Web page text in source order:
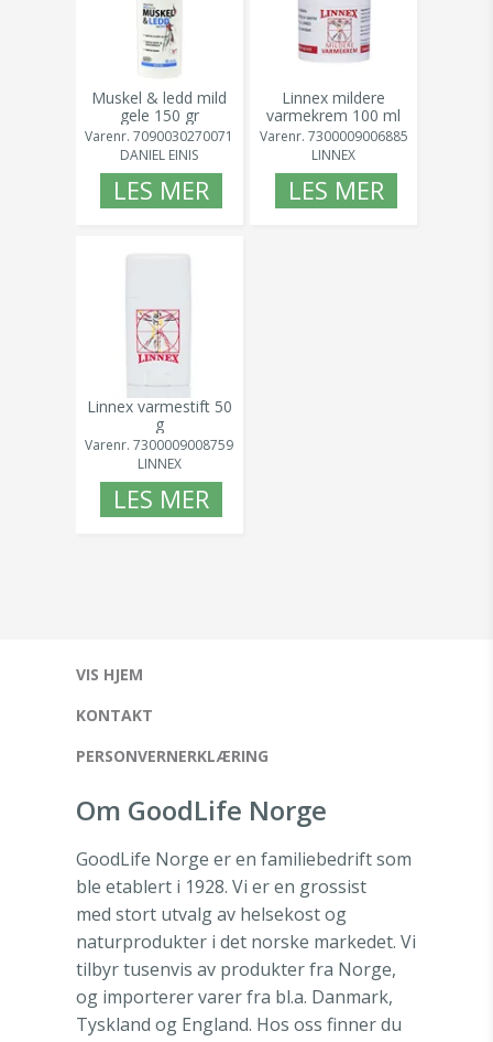
Muskel & ledd mild
gele 150 gr
Varenr. 7090030270071
DANIEL EINIS
LES MER
Linnex mildere
varmekrem 100 ml
Varenr. 7300009006885
LINNEX
LES MER
Linnex varmestift 50
g
Varenr. 7300009008759
LINNEX
LES MER
VIS HJEM
KONTAKT
PERSONVERNERKLÆRING
Om GoodLife Norge
GoodLife Norge er en familiebedrift som
ble etablert i 1928. Vi er en grossist
med stort utvalg av helsekost og
naturprodukter i det norske markedet. Vi
tilbyr tusenvis av produkter fra Norge,
og importerer varer fra bl.a. Danmark,
Tyskland og England. Hos oss finner du